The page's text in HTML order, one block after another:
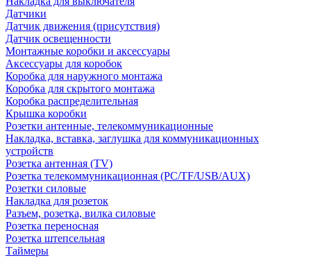
Датчики
Датчик движения (присутствия)
Датчик освещенности
Монтажные коробки и аксессуары
Аксессуары для коробок
Коробка для наружного монтажа
Коробка для скрытого монтажа
Коробка распределительная
Крышка коробки
Розетки антенные, телекоммуникационные
Накладка, вставка, заглушка для коммуникационных
устройств
Розетка антенная (TV)
Розетка телекоммуникационная (PC/TF/USB/AUX)
Розетки силовые
Накладка для розеток
Разъем, розетка, вилка силовые
Розетка переносная
Розетка штепсельная
Таймеры